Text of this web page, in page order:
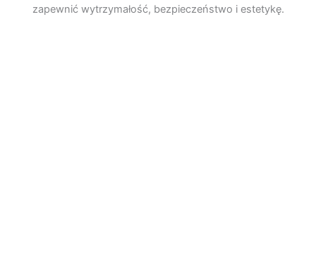
zapewnić wytrzymałość, bezpieczeństwo i estetykę.